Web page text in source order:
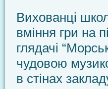
Вихованці
вміння гри на
глядачі
чудовою
в стінах